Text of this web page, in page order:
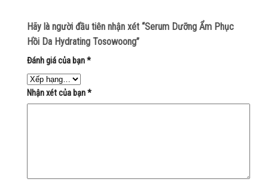
Hãy là người đầu tiên nhận xét “Serum Dưỡng Ẩm Phục
Hồi Da Hydrating Tosowoong”
Đánh giá của bạn*
Nhận xét của bạn*